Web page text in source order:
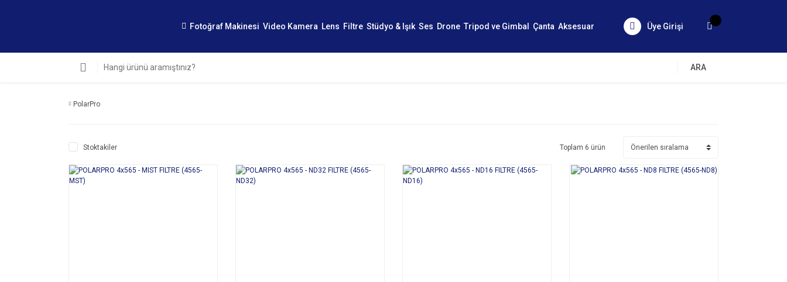
Fotoğraf Makinesi Video Kamera Lens Filtre Stüdyo & Işık Ses Drone Tripod ve Gimbal Çanta Aksesuar Üye Girişi
ARA
PolarPro
Stoktakiler Toplam 6 ürün